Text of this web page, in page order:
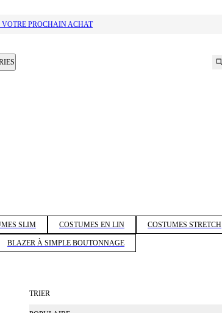
VOTRE PROCHAIN ACHAT
SLIM COSTUMES EN LIN COSTUMES STRETCH
BLAZER À SIMPLE BOUTONNAGE
TRIER